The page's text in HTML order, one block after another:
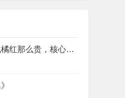
网友：化橘红那么贵，核心功效完全可以用便宜的橘红、陈皮完美代替吗？